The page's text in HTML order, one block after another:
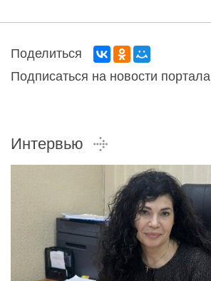
Поделиться
Подписаться на новости портала
Интервью